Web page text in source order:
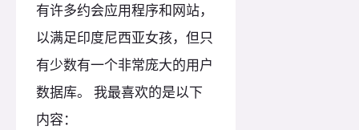
有许多约会应用程序和网站，
以满足印度尼西亚女孩，但只
有少数有一个非常庞大的用户
数据库。 我最喜欢的是以下
内容：